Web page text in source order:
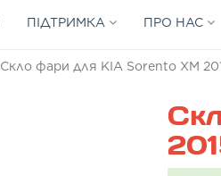
ПІДТРИМКА ПРО НАС
Скло фари для KIA Sorento XM